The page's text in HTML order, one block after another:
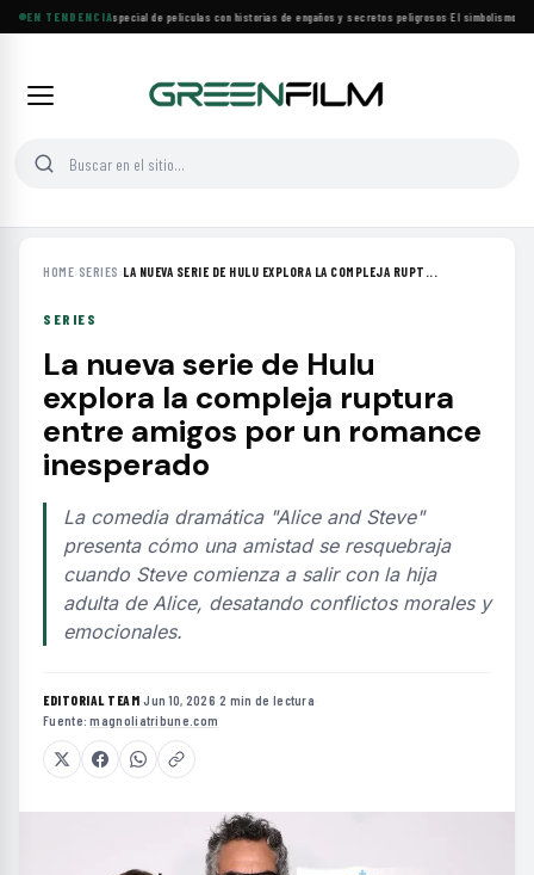
EN TENDENCIA
Lifetime estrena especial de películas con historias de engaños y secretos peligrosos·El simbolismo de
HOME› SERIES ›LA NUEVA SERIE DE HULU EXPLORA LA COMPLEJA RUPT...
SERIES
La nueva serie de Hulu
explora la compleja ruptura
entre amigos por un romance
inesperado
La comedia dramática "Alice and Steve"
presenta cómo una amistad se resquebraja
cuando Steve comienza a salir con la hija
adulta de Alice, desatando conflictos morales y
emocionales.
EDITORIAL TEAM·Jun 10, 2026·2 min de lectura·
Fuente:magnoliatribune.com